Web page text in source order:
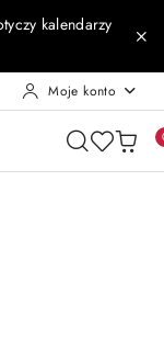
kalendarzy
Moje konto